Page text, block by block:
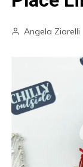
Angela Ziarelli